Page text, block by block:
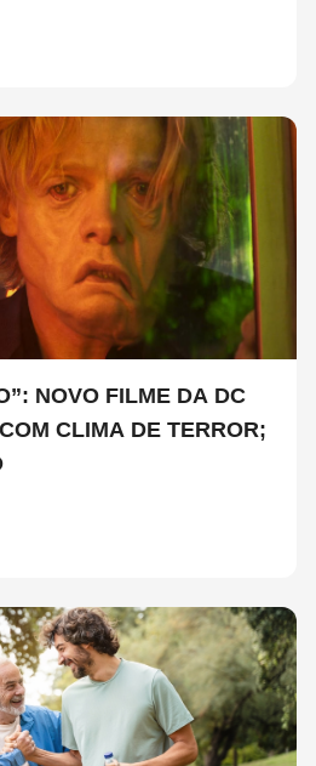
NOVO FILME DA DC
CLIMA DE TERROR;